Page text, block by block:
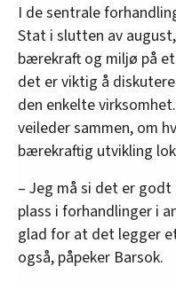
I de sentrale
Stat i slutten av
bærekraft og miljø på
det er viktig å
den enkelte
veileder sammen, om
bærekraftig utvikling
– Jeg må si det er godt
plass i forhandlinger i
glad for at det legger
også, påpeker Barsok.